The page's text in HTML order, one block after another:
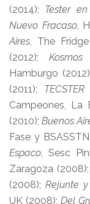
(2014); Tester
Nuevo Fracaso,
Aires, The
(2012);
Hamburgo
(2011); TECSTER
Campeones, La
(2010);Buenos
Fase y
Espaco, Sesc
Zaragoza (2008);
(2008); Rejunte
UK (2008); Del